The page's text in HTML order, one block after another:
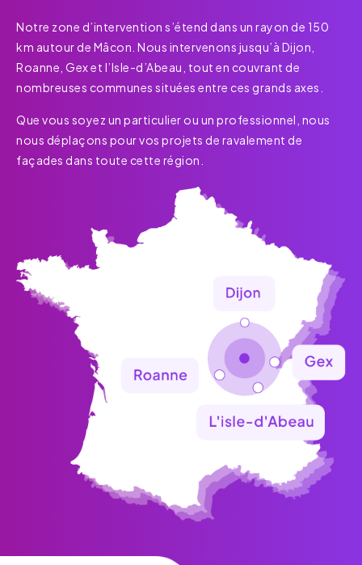
Notre zone d’intervention s’étend dans un rayon de 150
km autour de Mâcon. Nous intervenons jusqu’à Dijon,
Roanne, Gex et l’Isle-d’Abeau, tout en couvrant de
nombreuses communes situées entre ces grands axes.
Que vous soyez un particulier ou un professionnel, nous
nous déplaçons pour vos projets de ravalement de
façades dans toute cette région.